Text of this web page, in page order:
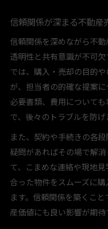
実務知識で引き寄せ
不動産売買実務
実践知識を活か
不動産売買とキ
現場で役立つ不
知識を深めるこ
へ
信頼関係が深まる不動産
信頼関係を深めながら不
透明性と共有意識が不可
では、購入・売却の目的
が、担当者の的確な提案
必要書類、費用について
で、後々のトラブルを防げ
また、契約や手続きの各
疑問があればその場で解
て、こまめな連絡や現地
合った物件をスムーズに
ます。信頼関係を築くこ
産価値にも良い影響が期待